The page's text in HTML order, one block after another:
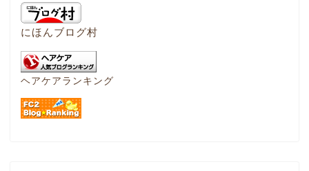
にほんブログ村
ヘアケアランキング